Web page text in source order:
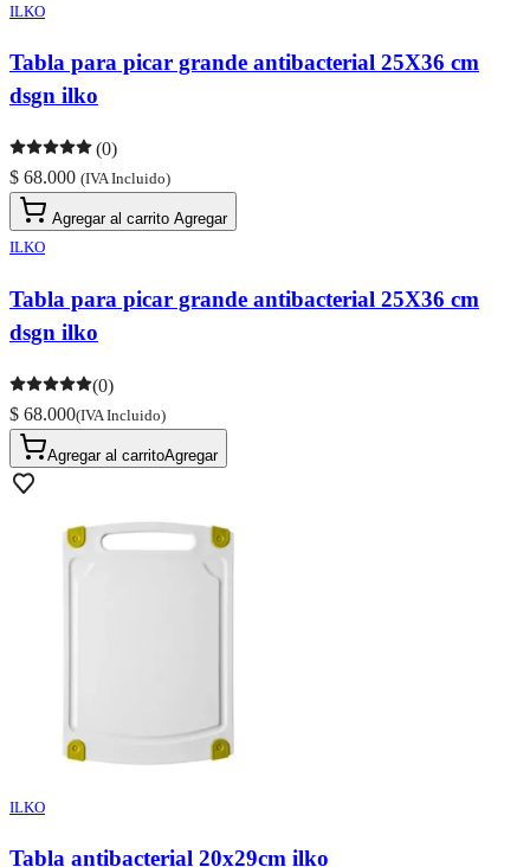
ILKO
Tabla para picar grande antibacterial 25X36 cm
dsgn ilko
(0)
$ 68.000 (IVA Incluido)
Agregar al carrito Agregar
ILKO
Tabla para picar grande antibacterial 25X36 cm
dsgn ilko
(0)
$ 68.000(IVA Incluido)
Agregar al carritoAgregar
ILKO
Tabla antibacterial 20x29cm ilko